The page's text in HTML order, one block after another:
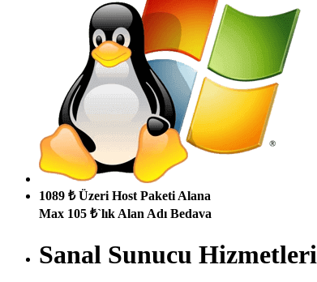
1089 ₺ Üzeri Host Paketi Alana
Max 105 ₺`lık Alan Adı Bedava
Sanal Sunucu Hizmetleri